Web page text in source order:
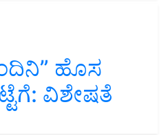
ಹೊಸ
ವಿಶೇಷತೆ